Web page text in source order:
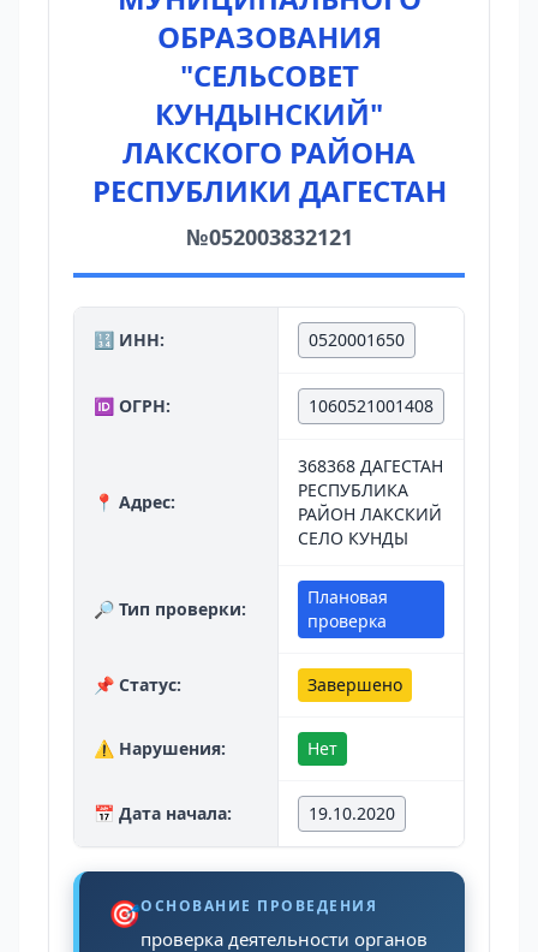
ОБРАЗОВАНИЯ
"СЕЛЬСОВЕТ
КУНДЫНСКИЙ"
ЛАКСКОГО РАЙОНА
РЕСПУБЛИКИ ДАГЕСТАН
№052003832121
🔢 ИНН: 0520001650
🆔 ОГРН: 1060521001408
📍 Адрес:
368368 ДАГЕСТАН
РЕСПУБЛИКА
РАЙОН ЛАКСКИЙ
СЕЛО КУНДЫ
🔎 Тип проверки:
Плановая
проверка
📌 Статус: Завершено
⚠️ Нарушения: Нет
📅 Дата начала: 19.10.2020
🎯ОСНОВАНИЕ ПРОВЕДЕНИЯ
проверка деятельности органов